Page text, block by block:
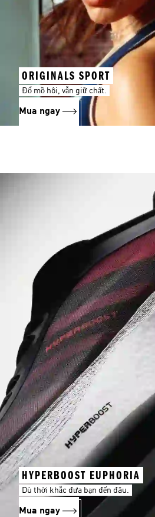
ORIGINALS SPORT
Đổ mồ hôi, vẫn giữ chất.
Mua ngay
HYPERBOOST EUPHORIA
Dù thời khắc đưa bạn đến đâu.
Mua ngay